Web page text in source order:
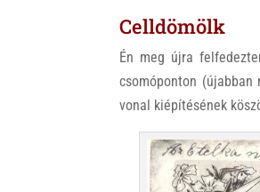
Celldömölk
Én meg újra
csomóponton
vonal kiépítésének